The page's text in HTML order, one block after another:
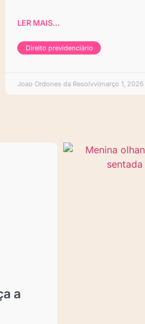
LER MAIS...
Direito previdenciário
Joao Ordones da Resolvvi março 1, 2026
a